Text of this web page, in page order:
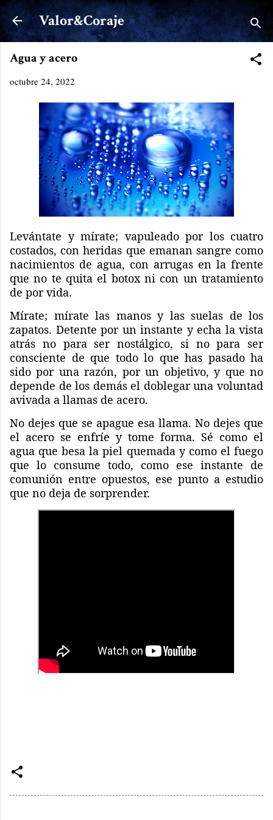
Ir al contenido principal
Valor&Coraje
Agua y acero
octubre 24, 2022
Levántate y mírate; vapuleado por los cuatro
costados, con heridas que emanan sangre como
nacimientos de agua, con arrugas en la frente
que no te quita el botox ni con un tratamiento
de por vida.
Mírate; mírate las manos y las suelas de los
zapatos. Detente por un instante y echa la vista
atrás no para ser nostálgico, si no para ser
consciente de que todo lo que has pasado ha
sido por una razón, por un objetivo, y que no
depende de los demás el doblegar una voluntad
avivada a llamas de acero.
No dejes que se apague esa llama. No dejes que
el acero se enfríe y tome forma. Sé como el
agua que besa la piel quemada y como el fuego
que lo consume todo, como ese instante de
comunión entre opuestos, ese punto a estudio
que no deja de sorprender.